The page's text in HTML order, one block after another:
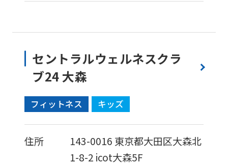
セントラルウェルネスクラ
ブ24 大森
フィットネス キッズ
住所 143-0016 東京都大田区大森北
1-8-2 icot大森5F